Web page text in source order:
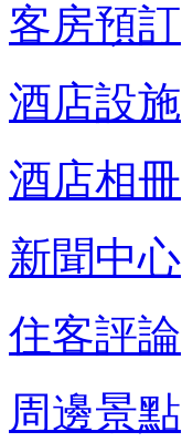
客房預訂
酒店設施
酒店相冊
新聞中心
住客評論
周邊景點